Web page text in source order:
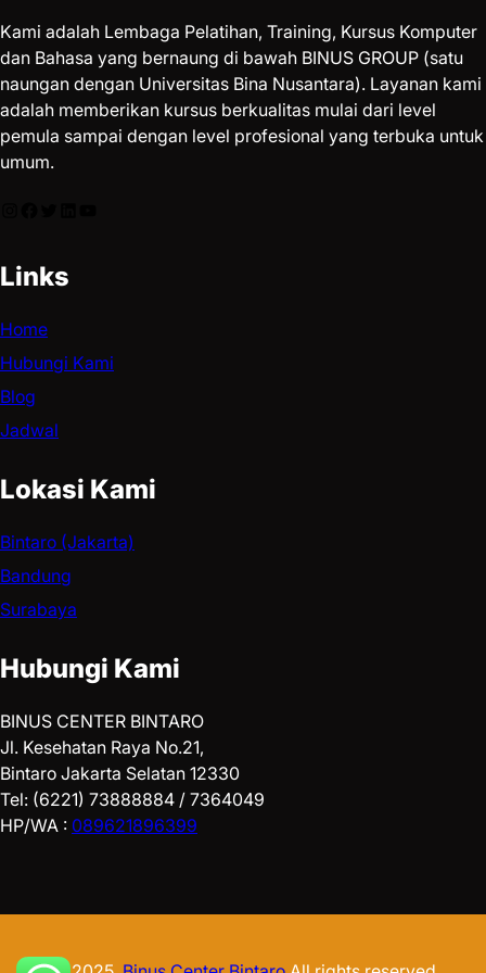
Kami adalah Lembaga Pelatihan, Training, Kursus Komputer
dan Bahasa yang bernaung di bawah BINUS GROUP (satu
naungan dengan Universitas Bina Nusantara). Layanan kami
adalah memberikan kursus berkualitas mulai dari level
pemula sampai dengan level profesional yang terbuka untuk
umum.
Links
Home
Hubungi Kami
Blog
Jadwal
Lokasi Kami
Bintaro (Jakarta)
Bandung
Surabaya
Hubungi Kami
BINUS CENTER BINTARO
Jl. Kesehatan Raya No.21,
Bintaro Jakarta Selatan 12330
Tel: (6221) 73888884 / 7364049
HP/WA : 089621896399